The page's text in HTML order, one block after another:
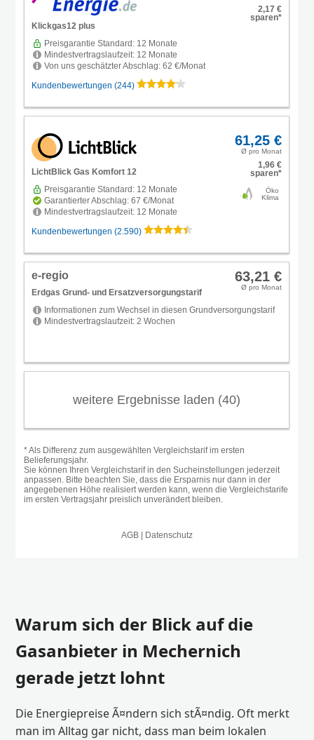
Warum sich der Blick auf die
Gasanbieter in Mechernich
gerade jetzt lohnt
Die Energiepreise Ã¤ndern sich stÃ¤ndig. Oft merkt
man im Alltag gar nicht, dass man beim lokalen